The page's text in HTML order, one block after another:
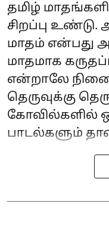
தமிழ்
சிறப்பு
மாதம் என்பது
மாதமாக
என்றாலே
தெருவுக்கு
கோவில்களில்
பாடல்களும்